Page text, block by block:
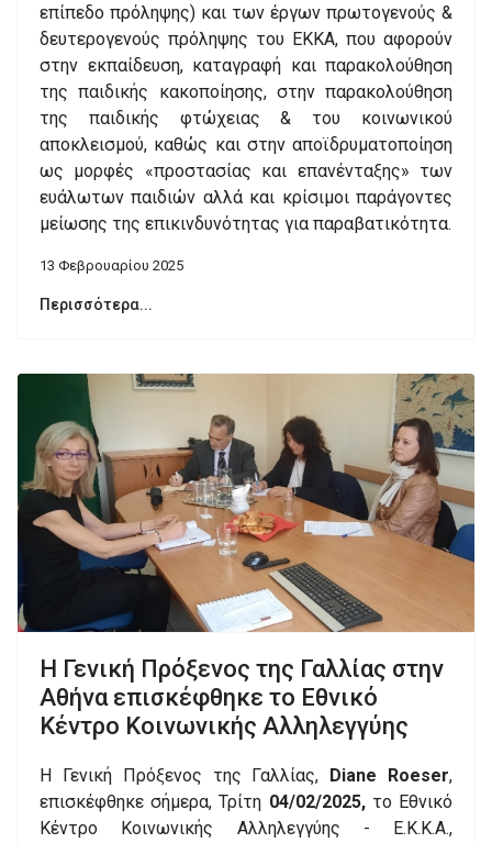
επίπεδο πρόληψης) και των έργων πρωτογενούς &
δευτερογενούς πρόληψης του ΕΚΚΑ, που αφορούν
στην εκπαίδευση, καταγραφή και παρακολούθηση
της παιδικής κακοποίησης, στην παρακολούθηση
της παιδικής φτώχειας & του κοινωνικού
αποκλεισμού, καθώς και στην αποϊδρυματοποίηση
ως μορφές «προστασίας και επανένταξης» των
ευάλωτων παιδιών αλλά και κρίσιμοι παράγοντες
μείωσης της επικινδυνότητας για παραβατικότητα.
13 Φεβρουαρίου 2025
Περισσότερα...
Η Γενική Πρόξενος της Γαλλίας στην
Αθήνα επισκέφθηκε το Εθνικό
Κέντρο Κοινωνικής Αλληλεγγύης
Η Γενική Πρόξενος της Γαλλίας, Diane Roeser,
επισκέφθηκε σήμερα, Τρίτη 04/02/2025,το Εθνικό
Κέντρο Κοινωνικής Αλληλεγγύης - Ε.Κ.Κ.Α.,